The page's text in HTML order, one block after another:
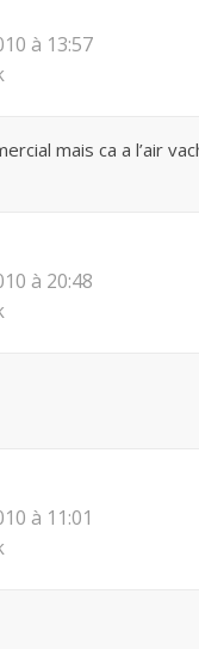
à 13:57
mais ca a l’air
à 20:48
à 11:01